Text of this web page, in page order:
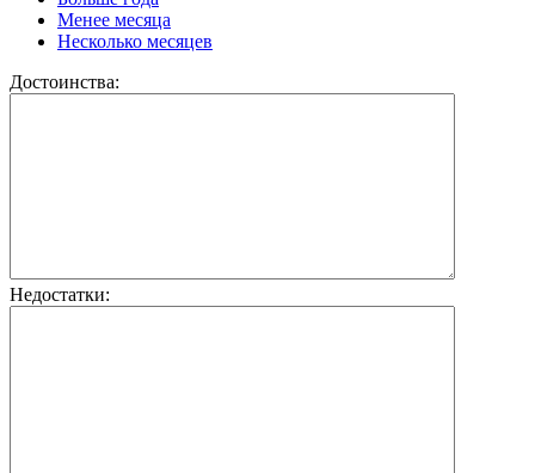
Менее месяца
Несколько месяцев
Достоинства:
Недостатки: